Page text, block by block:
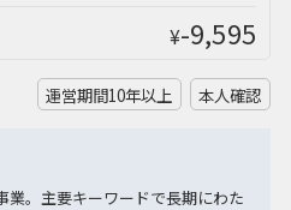
¥-9,595
運営期間10年以上 本人確認
業。主要キーワードで長期にわた